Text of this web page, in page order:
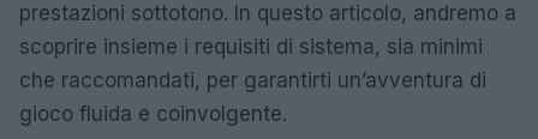
prestazioni sottotono. In questo articolo, andremo a
scoprire insieme i requisiti di sistema, sia minimi
che raccomandati, per garantirti un’avventura di
gioco fluida e coinvolgente.